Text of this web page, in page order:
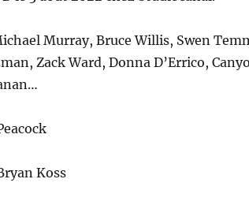
Murray, Bruce Willis, Swen
Zack Ward, Donna D’Errico,
Koss